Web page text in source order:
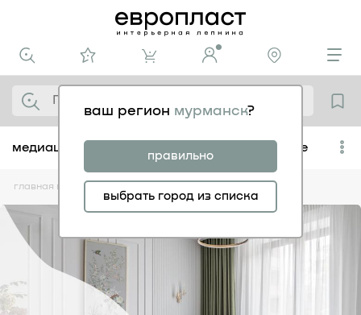
ваш регион мурманск?
правильно
выбрать город из списка
медиацентр сохраненное
главная медиацентр